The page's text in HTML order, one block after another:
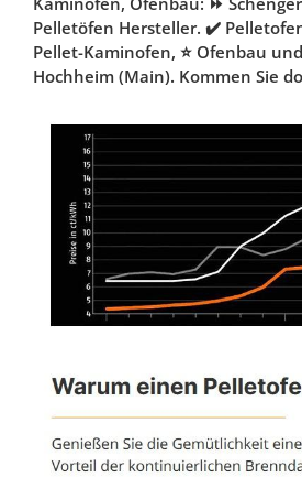
Pelletöfen Hersteller. ✔️
Pellet-Kaminofen, ⭐ Ofenbau
Hochheim (Main). Kommen Sie